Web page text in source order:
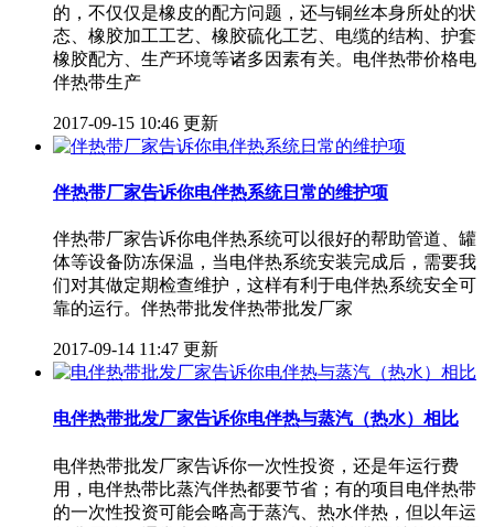
的，不仅仅是橡皮的配方问题，还与铜丝本身所处的状
态、橡胶加工工艺、橡胶硫化工艺、电缆的结构、护套
橡胶配方、生产环境等诸多因素有关。电伴热带价格电
伴热带生产
2017-09-15 10:46 更新
伴热带厂家告诉你电伴热系统日常的维护项
伴热带厂家告诉你电伴热系统可以很好的帮助管道、罐
体等设备防冻保温，当电伴热系统安装完成后，需要我
们对其做定期检查维护，这样有利于电伴热系统安全可
靠的运行。伴热带批发伴热带批发厂家
2017-09-14 11:47 更新
电伴热带批发厂家告诉你电伴热与蒸汽（热水）相比
电伴热带批发厂家告诉你一次性投资，还是年运行费
用，电伴热带比蒸汽伴热都要节省；有的项目电伴热带
的一次性投资可能会略高于蒸汽、热水伴热，但以年运